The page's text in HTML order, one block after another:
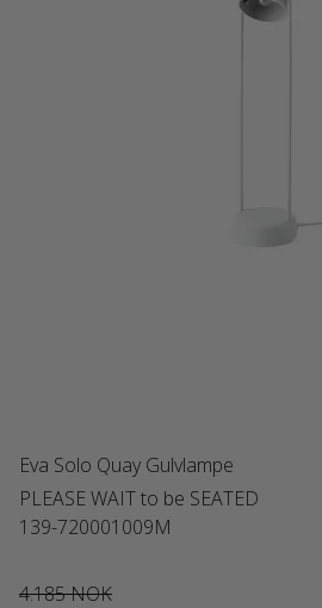
Eva Solo Quay Gulvlampe
PLEASE WAIT to be SEATED
139-720001009M
4.185 NOK